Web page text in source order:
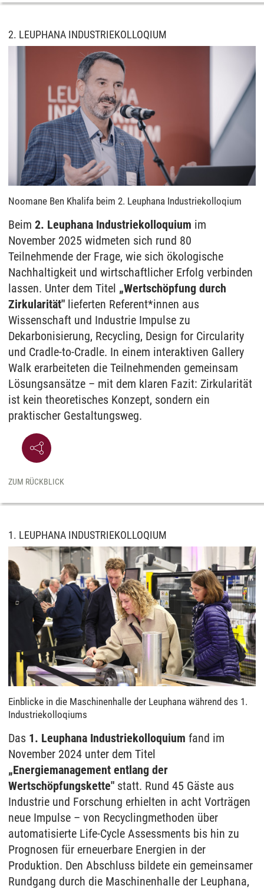
2. LEUPHANA INDUSTRIEKOLLOQIUM
Noomane Ben Khalifa beim 2. Leuphana Industriekolloqium
Beim 2. Leuphana Industriekolloquium im
November 2025 widmeten sich rund 80
Teilnehmende der Frage, wie sich ökologische
Nachhaltigkeit und wirtschaftlicher Erfolg verbinden
lassen. Unter dem Titel „Wertschöpfung durch
Zirkularität" lieferten Referent*innen aus
Wissenschaft und Industrie Impulse zu
Dekarbonisierung, Recycling, Design for Circularity
und Cradle-to-Cradle. In einem interaktiven Gallery
Walk erarbeiteten die Teilnehmenden gemeinsam
Lösungsansätze – mit dem klaren Fazit: Zirkularität
ist kein theoretisches Konzept, sondern ein
praktischer Gestaltungsweg.
ZUM RÜCKBLICK
1. LEUPHANA INDUSTRIEKOLLOQIUM
Einblicke in die Maschinenhalle der Leuphana während des 1.
Industriekolloqiums
Das 1. Leuphana Industriekolloquium fand im
November 2024 unter dem Titel
„Energiemanagement entlang der
Wertschöpfungskette" statt. Rund 45 Gäste aus
Industrie und Forschung erhielten in acht Vorträgen
neue Impulse – von Recyclingmethoden über
automatisierte Life-Cycle Assessments bis hin zu
Prognosen für erneuerbare Energien in der
Produktion. Den Abschluss bildete ein gemeinsamer
Rundgang durch die Maschinenhalle der Leuphana,